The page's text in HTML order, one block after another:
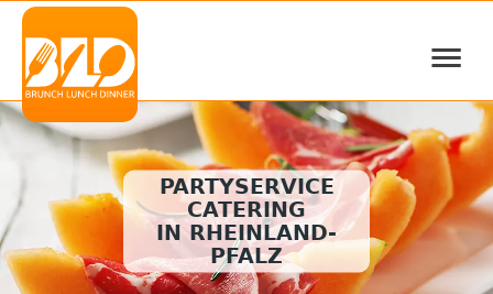
≡
PARTYSERVICE
CATERING
IN RHEINLAND-
PFALZ